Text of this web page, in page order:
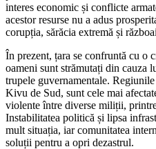
interes economic și conflicte
acestor resurse nu a adus
corupția, sărăcia extremă și
În prezent, țara se confruntă cu o
oameni sunt strămutați din cauza
trupele guvernamentale.
Kivu de Sud, sunt cele mai
violente între diverse miliții,
Instabilitatea politică și lipsa
mult situația, iar comunitatea
soluții pentru a opri dezastrul.